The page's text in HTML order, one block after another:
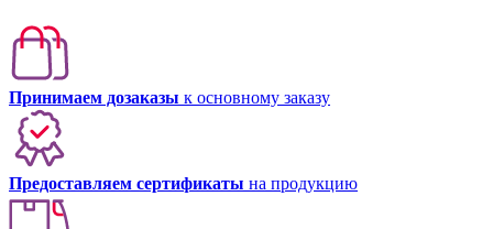
Принимаем дозаказы к основному заказу
Предоставляем сертификаты на продукцию